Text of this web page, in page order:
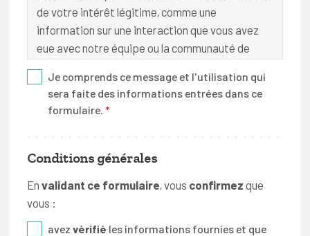
de votre intérêt légitime, comme une
information sur une interaction que vous avez
eue avec notre équipe ou la communauté de
nous organisons ou relayons.
Vous pouvez demander la suppression de toutes
moment. Il est cependant à noter que la loi belge
nous impose de garder certaines de ces
informations à des fins légales ou comptables.
Les données sont stockées sur nos serveurs en
Je comprends ce message et l'utilisation qui
sera faite des informations entrées dans ce
formulaire. *
Conditions générales
En validant ce formulaire, vous confirmez que
vous :
avez vérifié les informations fournies et que